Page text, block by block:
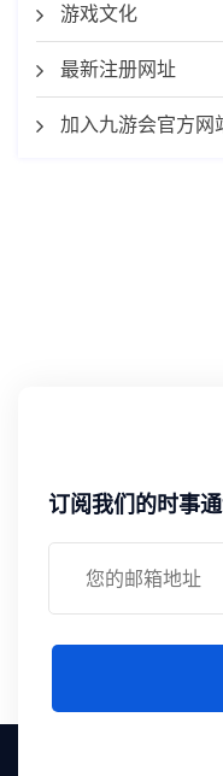
游戏文化
最新注册网址
加入九游会官方网
订阅我们的时事